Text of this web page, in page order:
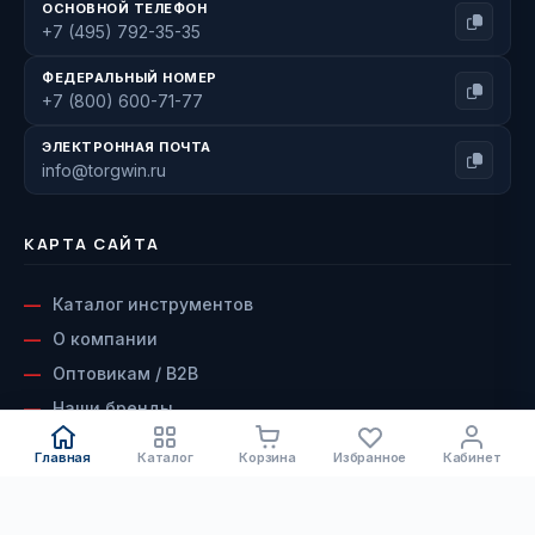
Главная Каталог Корзина Избранное Кабинет
ОСНОВНОЙ ТЕЛЕФОН
+7 (495) 792-35-35
ФЕДЕРАЛЬНЫЙ НОМЕР
+7 (800) 600-71-77
ЭЛЕКТРОННАЯ ПОЧТА
info@torgwin.ru
КАРТА САЙТА
Каталог инструментов
О компании
Оптовикам / B2B
Наши бренды
Доставка и оплата